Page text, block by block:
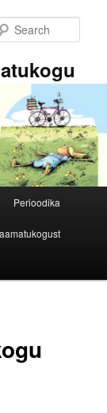
Perioodika